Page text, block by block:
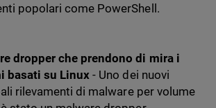
popolari come PowerShell.
dropper che prendono di mira i
basati su Linux- Uno dei nuovi
rilevamenti di malware per volume